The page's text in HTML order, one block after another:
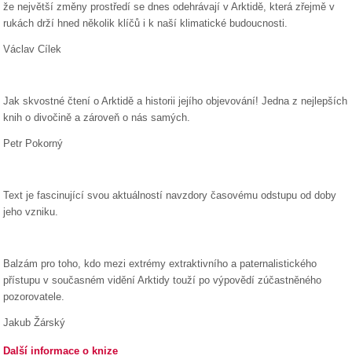
že největší změny prostředí se dnes odehrávají v Arktidě, která zřejmě v
rukách drží hned několik klíčů i k naší klimatické budoucnosti.
Václav Cílek
Jak skvostné čtení o Arktidě a historii jejího objevování! Jedna z nejlepších
knih o divočině a zároveň o nás samých.
Petr Pokorný
Text je fascinující svou aktuálností navzdory časovému odstupu od doby
jeho vzniku.
Balzám pro toho, kdo mezi extrémy extraktivního a paternalistického
přístupu v současném vidění Arktidy touží po výpovědí zúčastněného
pozorovatele.
Jakub Žárský
Další informace o knize